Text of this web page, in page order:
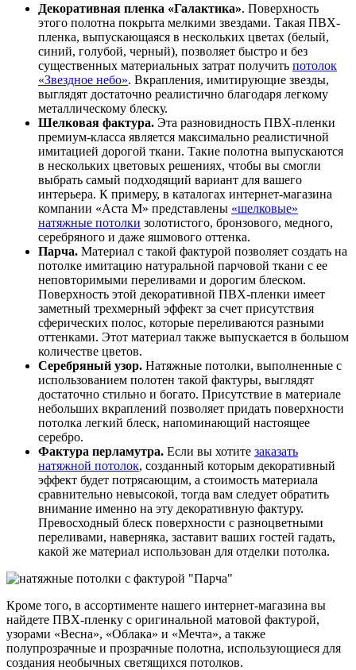
Декоративная пленка «Галактика». Поверхность
этого полотна покрыта мелкими звездами. Такая ПВХ-
пленка, выпускающаяся в нескольких цветах (белый,
синий, голубой, черный), позволяет быстро и без
существенных материальных затрат получить потолок
«Звездное небо». Вкрапления, имитирующие звезды,
выглядят достаточно реалистично благодаря легкому
металлическому блеску.
Шелковая фактура. Эта разновидность ПВХ-пленки
премиум-класса является максимально реалистичной
имитацией дорогой ткани. Такие полотна выпускаются
в нескольких цветовых решениях, чтобы вы смогли
выбрать самый подходящий вариант для вашего
интерьера. К примеру, в каталогах интернет-магазина
компании «Аста М» представлены «шелковые»
натяжные потолки золотистого, бронзового, медного,
серебряного и даже яшмового оттенка.
Парча. Материал с такой фактурой позволяет создать на
потолке имитацию натуральной парчовой ткани с ее
неповторимыми переливами и дорогим блеском.
Поверхность этой декоративной ПВХ-пленки имеет
заметный трехмерный эффект за счет присутствия
сферических полос, которые переливаются разными
оттенками. Этот материал также выпускается в большом
количестве цветов.
Серебряный узор. Натяжные потолки, выполненные с
использованием полотен такой фактуры, выглядят
достаточно стильно и богато. Присутствие в материале
небольших вкраплений позволяет придать поверхности
потолка легкий блеск, напоминающий настоящее
серебро.
Фактура перламутра. Если вы хотите заказать
натяжной потолок, созданный которым декоративный
эффект будет потрясающим, а стоимость материала
сравнительно невысокой, тогда вам следует обратить
внимание именно на эту декоративную фактуру.
Превосходный блеск поверхности с разноцветными
переливами, наверняка, заставит ваших гостей гадать,
какой же материал использован для отделки потолка.
Кроме того, в ассортименте нашего интернет-магазина вы
найдете ПВХ-пленку с оригинальной матовой фактурой,
узорами «Весна», «Облака» и «Мечта», а также
полупрозрачные и прозрачные полотна, использующиеся для
создания необычных светящихся потолков.